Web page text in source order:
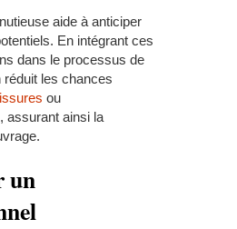
aide à anticiper
En intégrant ces
dans le processus de
les chances
ou
assurant ainsi la
un